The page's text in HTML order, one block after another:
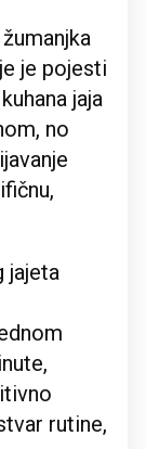
je pojesti
jaja
no
jajeta
rutine,